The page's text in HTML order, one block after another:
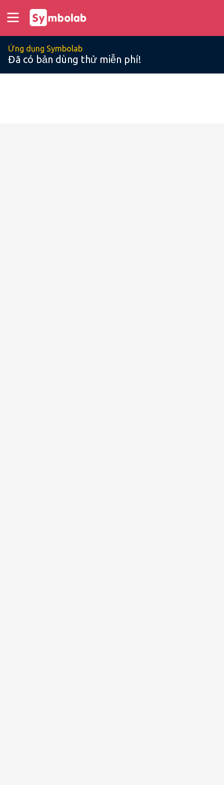
Ứng dụng Symbolab
Đã có bản dùng thử miễn phí!